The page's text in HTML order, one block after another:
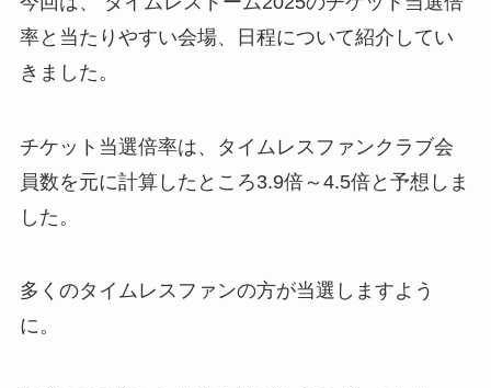
率と当たりやすい会場、日程について紹介してい
きました。
チケット当選倍率は、タイムレスファンクラブ会
員数を元に計算したところ3.9倍～4.5倍と予想しま
した。
多くのタイムレスファンの方が当選しますよう
に。